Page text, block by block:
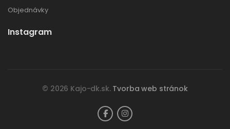
Objednávky
Instagram
© 2026 Kajo-dk.sk. Tvorba web stránok